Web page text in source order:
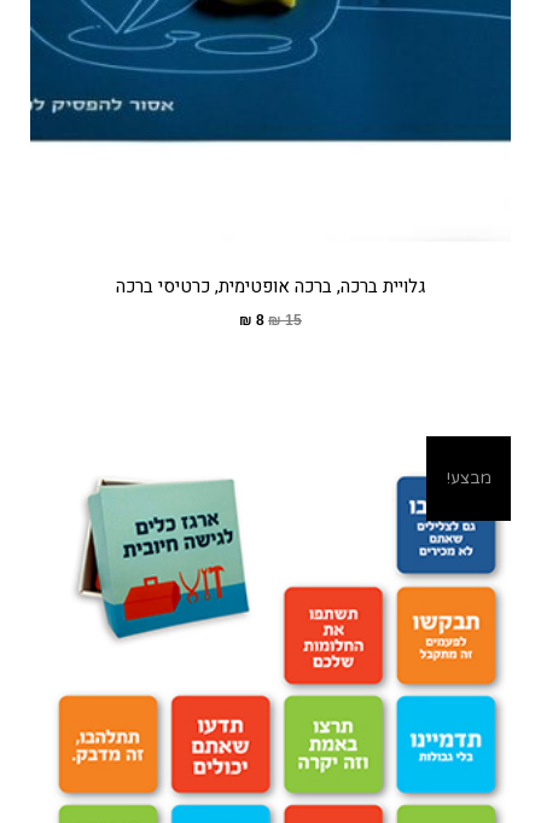
גלויית ברכה, ברכה אופטימית, כרטיסי ברכה
15
₪
8
₪
מבצע!